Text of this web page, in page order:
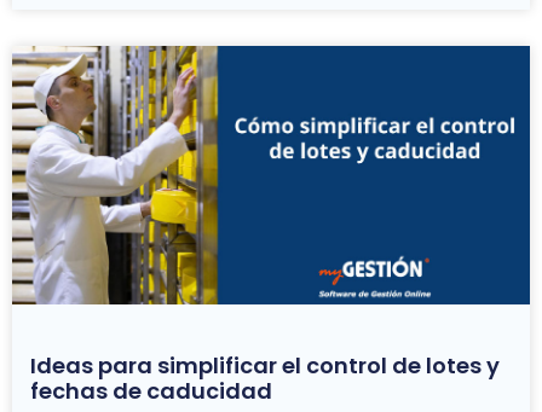
Ideas para simplificar el control de lotes y
fechas de caducidad